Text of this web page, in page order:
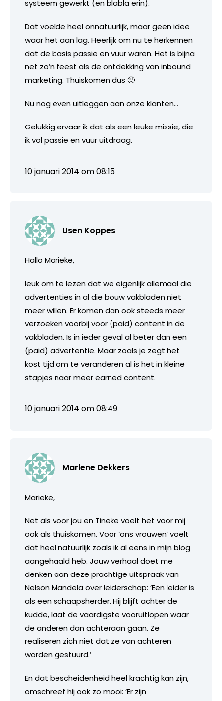
systeem gewerkt (en blabla erin).
Dat voelde heel onnatuurlijk, maar geen idee
waar het aan lag. Heerlijk om nu te herkennen
dat de basis passie en vuur waren. Het is bijna
net zo’n feest als de ontdekking van inbound
marketing. Thuiskomen dus 🙂
Nu nog even uitleggen aan onze klanten…
Gelukkig ervaar ik dat als een leuke missie, die
ik vol passie en vuur uitdraag.
10 januari 2014 om 08:15
Usen Koppes
Hallo Marieke,
leuk om te lezen dat we eigenlijk allemaal die
advertenties in al die bouw vakbladen niet
meer willen. Er komen dan ook steeds meer
verzoeken voorbij voor (paid) content in de
vakbladen. Is in ieder geval al beter dan een
(paid) advertentie. Maar zoals je zegt het
kost tijd om te veranderen al is het in kleine
stapjes naar meer earned content.
10 januari 2014 om 08:49
Marlene Dekkers
Marieke,
Net als voor jou en Tineke voelt het voor mij
ook als thuiskomen. Voor ‘ons vrouwen’ voelt
dat heel natuurlijk zoals ik al eens in mijn blog
aangehaald heb. Jouw verhaal doet me
denken aan deze prachtige uitspraak van
Nelson Mandela over leiderschap: ‘Een leider is
als een schaapsherder. Hij blijft achter de
kudde, laat de vaardigste vooruitlopen waar
de anderen dan achteraan gaan. Ze
realiseren zich niet dat ze van achteren
worden gestuurd.’
En dat bescheidenheid heel krachtig kan zijn,
omschreef hij ook zo mooi: ‘Er zijn